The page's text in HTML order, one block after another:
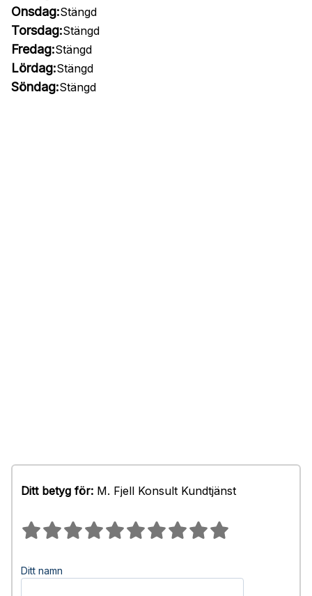
Onsdag:Stängd
Torsdag:Stängd
Fredag:Stängd
Lördag:Stängd
Söndag:Stängd
Ditt betyg för: M. Fjell Konsult Kundtjänst
Ditt namn